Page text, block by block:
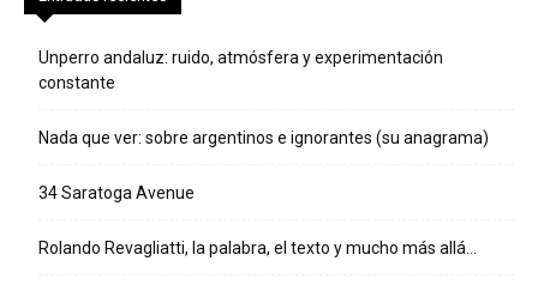
Unperro andaluz: ruido, atmósfera y experimentación
constante
Nada que ver: sobre argentinos e ignorantes (su anagrama)
34 Saratoga Avenue
Rolando Revagliatti, la palabra, el texto y mucho más allá…